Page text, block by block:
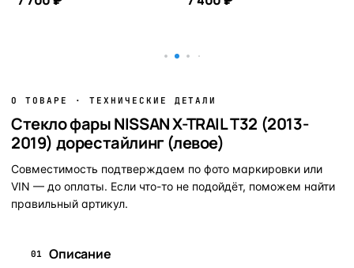
О ТОВАРЕ · ТЕХНИЧЕСКИЕ ДЕТАЛИ
Стекло фары NISSAN X-TRAIL T32 (2013-
2019) дорестайлинг (левое)
Совместимость подтверждаем по фото маркировки или
VIN — до оплаты. Если что-то не подойдёт, поможем найти
правильный артикул.
01 Описание